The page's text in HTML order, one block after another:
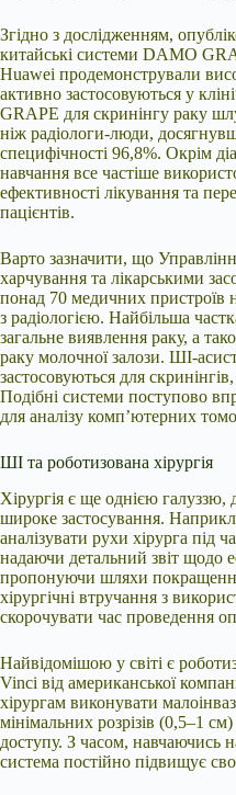
Згідно з дослідженням,
китайські системи DAMO
Huawei продемонстрували
активно застосовуються у
GRAPE для скринінгу раку
ніж радіологи-люди,
специфічності 96,8%. Окрім
навчання все частіше
ефективності лікування та
пацієнтів.
Варто зазначити, що
харчування та лікарськими
понад 70 медичних пристроїв
з радіологією. Найбільша
загальне виявлення раку, а
раку молочної залози. ШІ-
застосовуються для
Подібні системи поступово
для аналізу комп’ютерних
ШІ та роботизована хірургія
Хірургія є ще однією галуззю,
широке застосування.
аналізувати рухи хірурга під
надаючи детальний звіт щодо
пропонуючи шляхи
хірургічні втручання з
скорочувати час проведення
Найвідомішою у світі є
Vinci від американської
хірургам виконувати
мінімальних розрізів (0,5–1
доступу. З часом, навчаючись
система постійно підвищує